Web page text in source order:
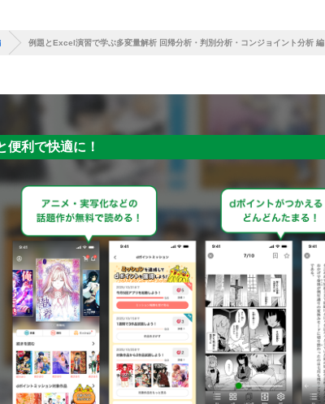
例題とExcel演習で学ぶ多変量解析 回帰分析・判別分析・コンジョイント分析 編
便利で快適に！